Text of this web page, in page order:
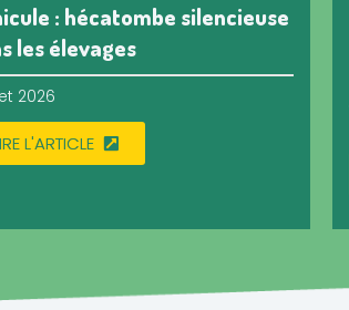
: hécatombe silencieuse
les élevages
2026
L'ARTICLE